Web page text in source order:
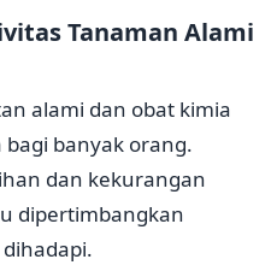
Tanaman Alami
alami dan obat kimia
banyak orang.
dan kekurangan
dipertimbangkan